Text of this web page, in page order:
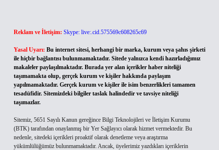
Reklam ve İletişim: Skype: live:.cid.575569c608265c69
Yasal Uyarı: Bu internet sitesi, herhangi bir marka, kurum veya şahıs şirketi
ile hiçbir bağlantısı bulunmamaktadır. Sitede yalnızca kendi hazırladığımız
makaleler paylaşılmaktadır. Burada yer alan içerikler haber niteliği
taşımamakta olup, gerçek kurum ve kişiler hakkında paylaşım
yapılmamaktadır. Gerçek kurum ve kişiler ile isim benzerlikleri tamamen
tesadüfidir. Sitemizdeki bilgiler taslak halindedir ve tavsiye niteliği
taşımazlar.
Sitemiz, 5651 Sayılı Kanun gereğince Bilgi Teknolojileri ve İletişim Kurumu
(BTK) tarafından onaylanmış bir Yer Sağlayıcı olarak hizmet vermektedir. Bu
nedenle, sitedeki içerikleri proaktif olarak denetleme veya araştırma
yükümlülüğümüz bulunmamaktadır. Ancak, üyelerimiz yazdıkları içeriklerin